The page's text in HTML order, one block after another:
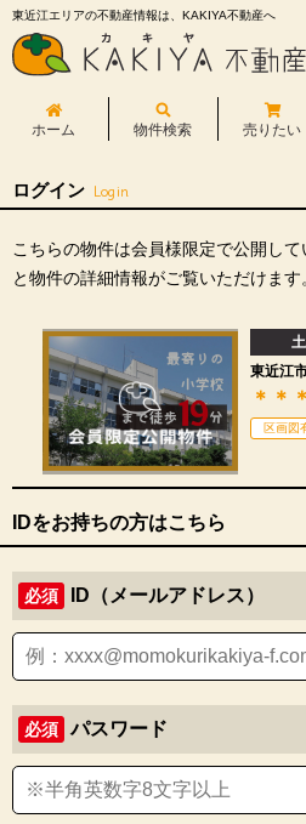
東近江エリアの不動産情報は、KAKIYA不動産へ
ホーム 物件検索 売りたい
ログイン Login
こちらの物件は会員様限定で公開し
と物件の詳細情報がご覧いただけます
東近江
＊＊
区画図
IDをお持ちの方はこちら
必須 ID（メールアドレス）
必須 パスワード